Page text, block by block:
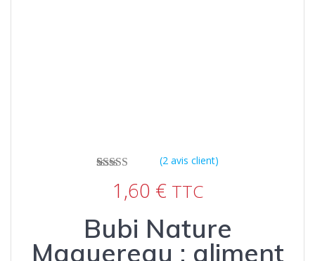
5 basé sur
notations
(2 avis client)
1,60 € TTC
Bubi Nature
Maquereau : aliment